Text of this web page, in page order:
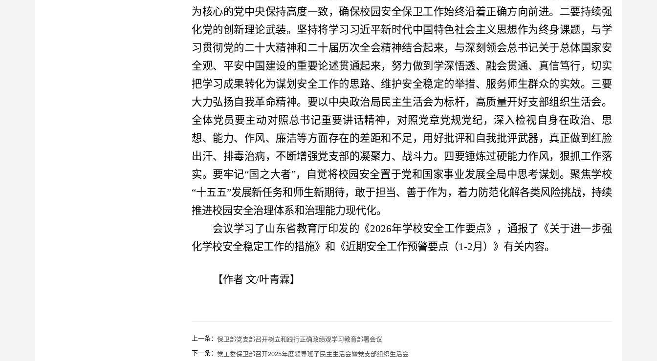
为核心的党中央保持高度一致，确保校园安全保卫工作始终沿着正确方向前进。二要持续强
化党的创新理论武装。坚持将学习习近平新时代中国特色社会主义思想作为终身课题，与学
习贯彻党的二十大精神和二十届历次全会精神结合起来，与深刻领会总书记关于总体国家安
全观、平安中国建设的重要论述贯通起来，努力做到学深悟透、融会贯通、真信笃行，切实
把学习成果转化为谋划安全工作的思路、维护安全稳定的举措、服务师生群众的实效。三要
大力弘扬自我革命精神。要以中央政治局民主生活会为标杆，高质量开好支部组织生活会。
全体党员要主动对照总书记重要讲话精神，对照党章党规党纪，深入检视自身在政治、思
想、能力、作风、廉洁等方面存在的差距和不足，用好批评和自我批评武器，真正做到红脸
出汗、排毒治病，不断增强党支部的凝聚力、战斗力。四要锤炼过硬能力作风，狠抓工作落
实。要牢记“国之大者”，自觉将校园安全置于党和国家事业发展全局中思考谋划。聚焦学校
“十五五”发展新任务和师生新期待，敢于担当、善于作为，着力防范化解各类风险挑战，持续
推进校园安全治理体系和治理能力现代化。
会议学习了山东省教育厅印发的《2026年学校安全工作要点》，通报了《关于进一步强
化学校安全稳定工作的措施》和《近期安全工作预警要点（1-2月）》有关内容。
【作者 文/叶青霖】
上一条： 保卫部党支部召开树立和践行正确政绩观学习教育部署会议
下一条： 党工委保卫部召开2025年度领导班子民主生活会暨党支部组织生活会